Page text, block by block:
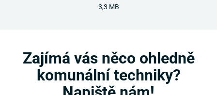
3,3 MB
Zajímá vás něco ohledně
komunální techniky?